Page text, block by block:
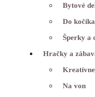
Bytové
Do kočíka
Šperky a
Hračky a
Na von